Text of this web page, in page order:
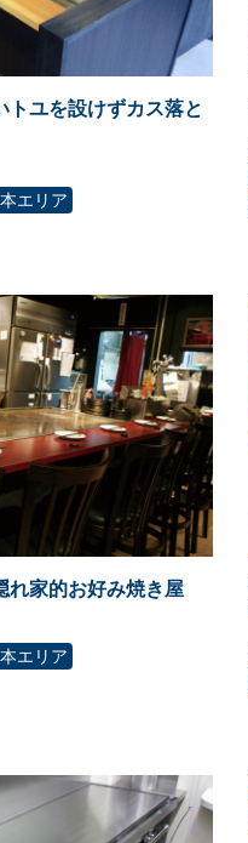
トユを設けずカス落と
エリア
れ家的お好み焼き屋
エリア